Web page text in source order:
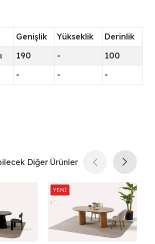
Genişlik
Yükseklik
Derinlik
190 -
100
- - -
Diğer Ürünler